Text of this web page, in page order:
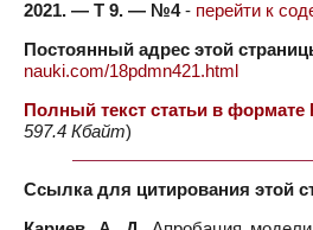
2021. — Т 9. — №4- перейти к
Постоянный адрес этой
nauki.com/18pdmn421.html
Полный текст статьи в формате
597.4 Кбайт)
Ссылка для цитирования этой